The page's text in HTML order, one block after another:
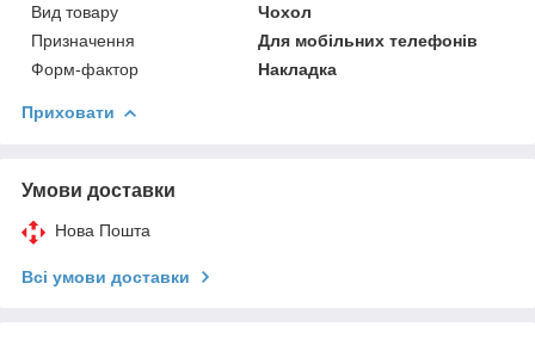
Вид товару
Чохол
Призначення
Для мобільних телефонів
Форм-фактор
Накладка
Приховати
Умови доставки
Нова Пошта
Всі умови доставки